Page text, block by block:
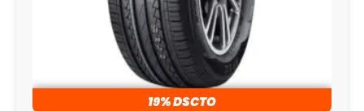
19% DSCTO